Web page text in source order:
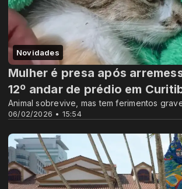
Novidades
06/02/2026 • 15:54
Mulher é presa após
12º andar de prédio em
Animal sobrevive, mas tem ferimentos